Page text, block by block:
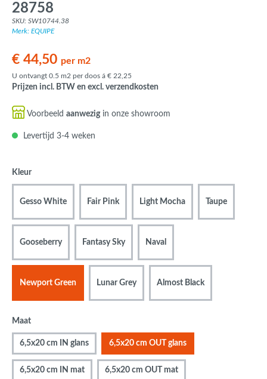
28758
SKU: SW10744.38
Merk: EQUIPE
€ 44,50 per m2
U ontvangt 0.5 m2 per doos á € 22,25
Prijzen incl. BTW en excl. verzendkosten
Voorbeeld aanwezigin onze showroom
Levertijd 3-4 weken
Kleur
Gesso White Fair Pink Light Mocha Taupe
Gooseberry Fantasy Sky Naval
Newport Green Lunar Grey Almost Black
Maat
6,5x20 cm IN glans 6,5x20 cm OUT glans
6,5x20 cm IN mat 6,5x20 cm OUT mat